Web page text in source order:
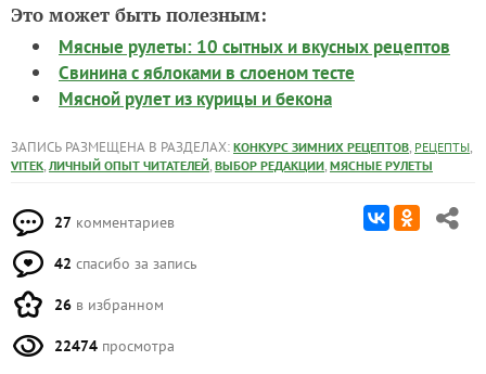
Это может быть полезным:
Мясные рулеты: 10 сытных и вкусных рецептов
Свинина с яблоками в слоеном тесте
Мясной рулет из курицы и бекона
ЗАПИСЬ РАЗМЕЩЕНА В РАЗДЕЛАХ: КОНКУРС ЗИМНИХ РЕЦЕПТОВ, РЕЦЕПТЫ,
VITEK, ЛИЧНЫЙ ОПЫТ ЧИТАТЕЛЕЙ, ВЫБОР РЕДАКЦИИ, МЯСНЫЕ РУЛЕТЫ
27 комментариев
42 спасибо за запись
26 в избранном
22474 просмотра